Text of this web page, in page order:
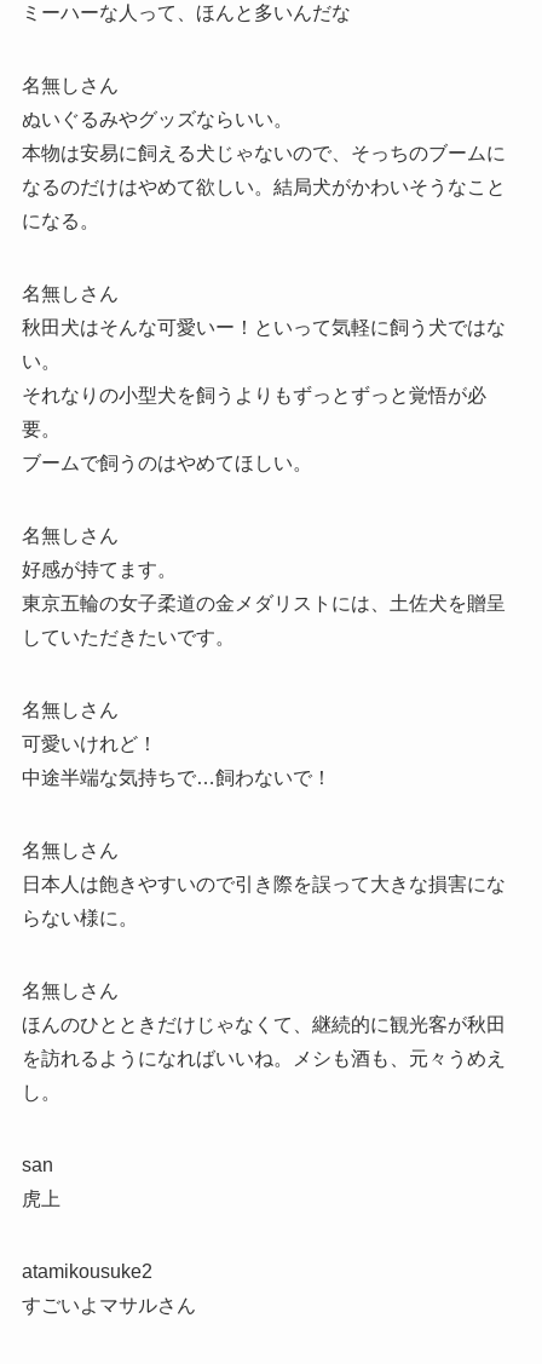
ミーハーな人って、ほんと多いんだな
名無しさん
ぬいぐるみやグッズならいい。
本物は安易に飼える犬じゃないので、そっちのブームに
なるのだけはやめて欲しい。結局犬がかわいそうなこと
になる。
名無しさん
秋田犬はそんな可愛いー！といって気軽に飼う犬ではな
い。
それなりの小型犬を飼うよりもずっとずっと覚悟が必
要。
ブームで飼うのはやめてほしい。
名無しさん
好感が持てます。
東京五輪の女子柔道の金メダリストには、土佐犬を贈呈
していただきたいです。
名無しさん
可愛いけれど！
中途半端な気持ちで…飼わないで！
名無しさん
日本人は飽きやすいので引き際を誤って大きな損害にな
らない様に。
名無しさん
ほんのひとときだけじゃなくて、継続的に観光客が秋田
を訪れるようになればいいね。メシも酒も、元々うめえ
し。
san
虎上
atamikousuke2
すごいよマサルさん